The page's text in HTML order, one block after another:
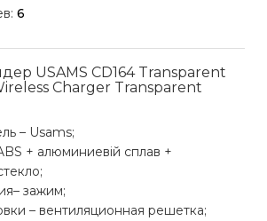
6
USAMS CD164 Transparent
Charger Transparent
– Usams;
+ алюминиевій сплав +
зажим;
– вентиляционная решетка;